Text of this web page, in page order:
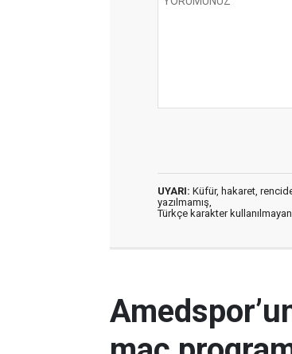
UYARI: Küfür, hakaret,
yazılmamış,
Türkçe karakter